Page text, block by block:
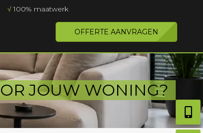
√100% maatwerk
OFFERTE AANVRAGEN
JOUW WONING?